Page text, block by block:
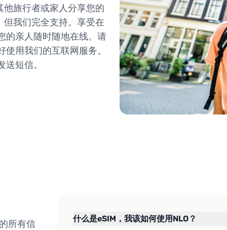
旅行者或家人分享您的
我们完全支持。享受在
的亲人随时随地在线。请
用我们的互联网服务。
短信。
所有信
什么是eSIM，我该如何使用NLO？